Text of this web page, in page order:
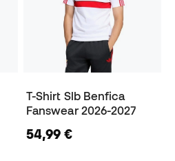
T-Shirt Slb Benfica
Fanswear 2026-2027
54,99 €